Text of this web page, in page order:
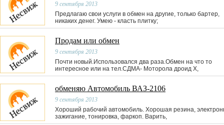
9 сентября 2013
Предлагаю свои услуги в обмен на другие, только бартер,
никаких денег. Умею - класть плитку;
Продам или обмен
9 сентября 2013
Почти новый.Использовался два раза.Обмен на что то
интересное или на тел.СДМА- Моторола дроид Х,
обменяю Автомобиль ВАЗ-2106
9 сентября 2013
Хороший рабочий автомобиль. Хорошая резина,
зажигание, тонировка, фаркоп. Варить,